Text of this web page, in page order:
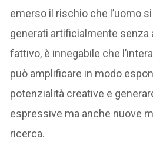
emerso il rischio che l’uomo
generati artificialmente senza
fattivo, è innegabile che
può amplificare in modo
potenzialità creative e
espressive ma anche nuove
ricerca.